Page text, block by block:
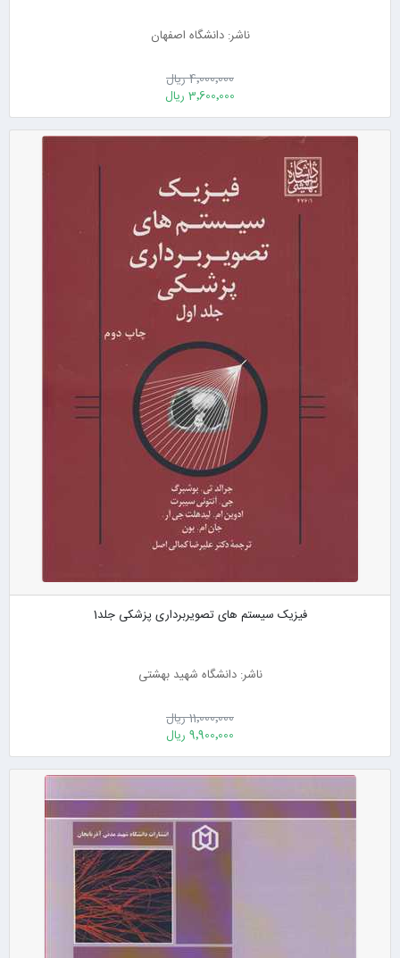
ناشر: دانشگاه اصفهان
4٬000٬000 ریال
3٬600٬000 ریال
فیزیک سیستم های تصویربرداری پزشکی جلد1
ناشر: دانشگاه شهید بهشتی
11٬000٬000 ریال
9٬900٬000 ریال